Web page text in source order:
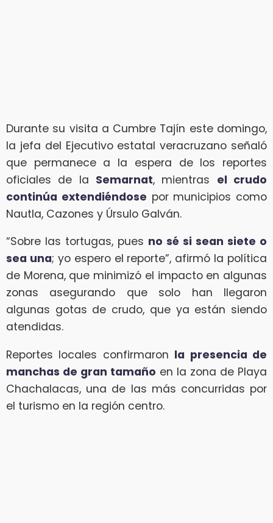
Durante su visita a Cumbre Tajín este domingo,
la jefa del Ejecutivo estatal veracruzano señaló
que permanece a la espera de los reportes
oficiales de la Semarnat, mientras el crudo
continúa extendiéndose por municipios como
Nautla, Cazones y Úrsulo Galván.
“Sobre las tortugas, pues no sé si sean siete o
sea una; yo espero el reporte”, afirmó la política
de Morena, que minimizó el impacto en algunas
zonas asegurando que solo han llegaron
algunas gotas de crudo, que ya están siendo
atendidas.
Reportes locales confirmaron la presencia de
manchas de gran tamaño en la zona de Playa
Chachalacas, una de las más concurridas por
el turismo en la región centro.